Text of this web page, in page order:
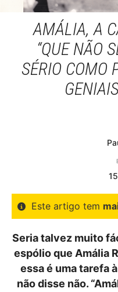
AMÁLIA, A
“QUE NÃO
SÉRIO COMO
15
Este artigo tem
Seria talvez muito
espólio que Amália
essa é uma tarefa
não disse não.